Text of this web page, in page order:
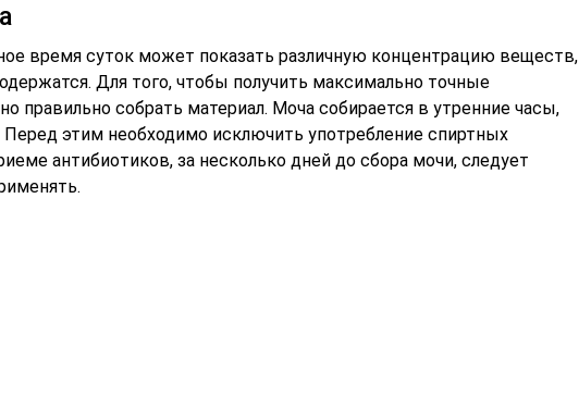
время суток может показать различную концентрацию веществ,
Для того, чтобы получить максимально точные
правильно собрать материал. Моча собирается в утренние часы,
этим необходимо исключить употребление спиртных
антибиотиков, за несколько дней до сбора мочи, следует